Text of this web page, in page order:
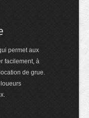
permet aux
facilement, à
de grue.